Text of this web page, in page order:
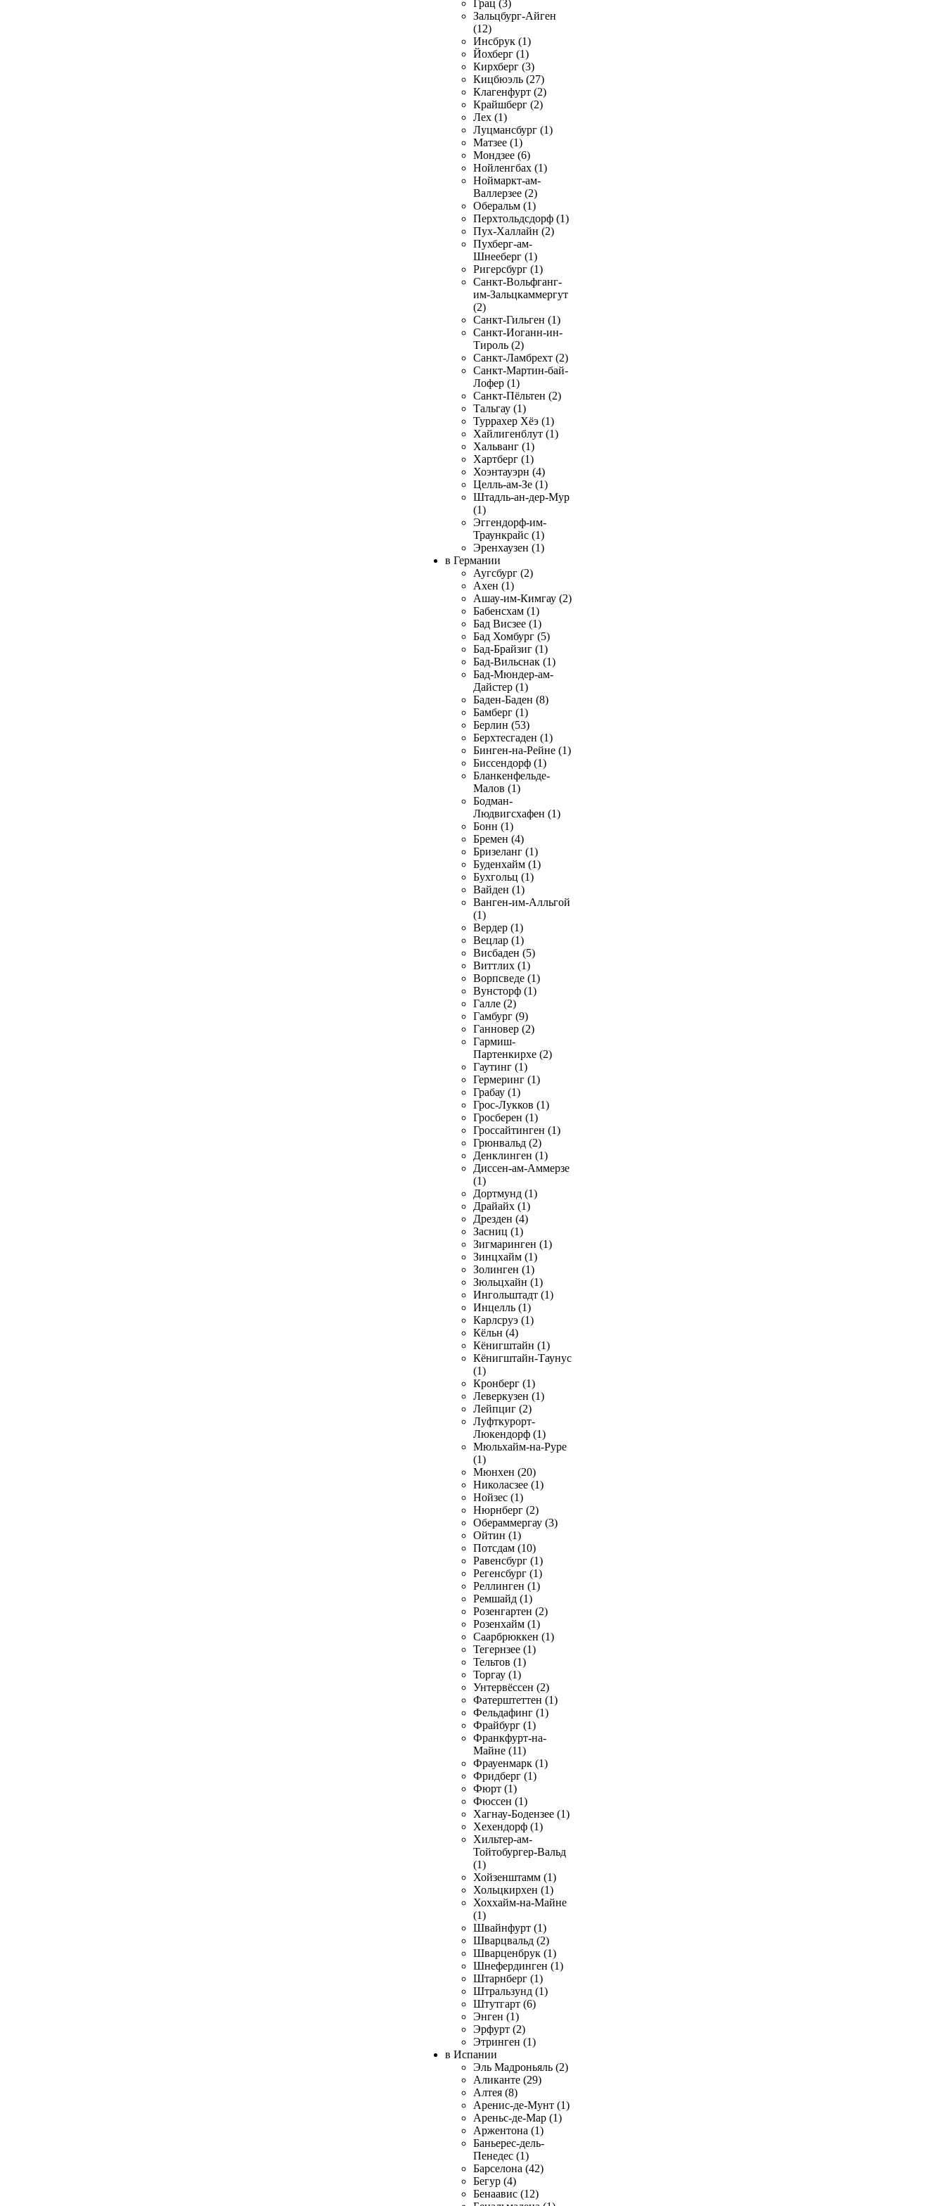
Грац (3)
Зальцбург-Айген
(12)
Инсбрук (1)
Йохберг (1)
Кирхберг (3)
Кицбюэль (27)
Клагенфурт (2)
Крайшберг (2)
Лех (1)
Луцмансбург (1)
Матзее (1)
Мондзее (6)
Нойленгбах (1)
Ноймаркт-ам-
Валлерзее (2)
Оберальм (1)
Перхтольдсдорф (1)
Пух-Халлайн (2)
Пухберг-ам-
Шнееберг (1)
Ригерсбург (1)
Санкт-Вольфганг-
им-Зальцкаммергут
(2)
Санкт-Гильген (1)
Санкт-Иоганн-ин-
Тироль (2)
Санкт-Ламбрехт (2)
Санкт-Мартин-бай-
Лофер (1)
Санкт-Пёльтен (2)
Тальгау (1)
Туррахер Хёэ (1)
Хайлигенблут (1)
Хальванг (1)
Хартберг (1)
Хоэнтауэрн (4)
Целль-ам-Зе (1)
Штадль-ан-дер-Мур
(1)
Эггендорф-им-
Траункрайс (1)
Эренхаузен (1)
в Германии
Аугсбург (2)
Ахен (1)
Ашау-им-Кимгау (2)
Бабенсхам (1)
Бад Висзее (1)
Бад Хомбург (5)
Бад-Брайзиг (1)
Бад-Вильснак (1)
Бад-Мюндер-ам-
Дайстер (1)
Баден-Баден (8)
Бамберг (1)
Берлин (53)
Берхтесгаден (1)
Бинген-на-Рейне (1)
Биссендорф (1)
Бланкенфельде-
Малов (1)
Бодман-
Людвигсхафен (1)
Бонн (1)
Бремен (4)
Бризеланг (1)
Буденхайм (1)
Бухгольц (1)
Вайден (1)
Ванген-им-Алльгой
(1)
Вердер (1)
Вецлар (1)
Висбаден (5)
Виттлих (1)
Ворпсведе (1)
Вунсторф (1)
Галле (2)
Гамбург (9)
Ганновер (2)
Гармиш-
Партенкирхе (2)
Гаутинг (1)
Гермеринг (1)
Грабау (1)
Грос-Лукков (1)
Гросберен (1)
Гроссайтинген (1)
Грюнвальд (2)
Денклинген (1)
Диссен-ам-Аммерзе
(1)
Дортмунд (1)
Драйайх (1)
Дрезден (4)
Засниц (1)
Зигмаринген (1)
Зинцхайм (1)
Золинген (1)
Зюльцхайн (1)
Ингольштадт (1)
Инцелль (1)
Карлсруэ (1)
Кёльн (4)
Кёнигштайн (1)
Кёнигштайн-Таунус
(1)
Кронберг (1)
Леверкузен (1)
Лейпциг (2)
Луфткурорт-
Люкендорф (1)
Мюльхайм-на-Руре
(1)
Мюнхен (20)
Николасзее (1)
Нойзес (1)
Нюрнберг (2)
Обераммергау (3)
Ойтин (1)
Потсдам (10)
Равенсбург (1)
Регенсбург (1)
Реллинген (1)
Ремшайд (1)
Розенгартен (2)
Розенхайм (1)
Саарбрюккен (1)
Тегернзее (1)
Тельтов (1)
Торгау (1)
Унтервёссен (2)
Фатерштеттен (1)
Фельдафинг (1)
Фрайбург (1)
Франкфурт-на-
Майне (11)
Фрауенмарк (1)
Фридберг (1)
Фюрт (1)
Фюссен (1)
Хагнау-Бодензее (1)
Хехендорф (1)
Хильтер-ам-
Тойтобургер-Вальд
(1)
Хойзенштамм (1)
Хольцкирхен (1)
Хоххайм-на-Майне
(1)
Швайнфурт (1)
Шварцвальд (2)
Шварценбрук (1)
Шнефердинген (1)
Штарнберг (1)
Штральзунд (1)
Штутгарт (6)
Энген (1)
Эрфурт (2)
Этринген (1)
в Испании
Эль Мадроньяль (2)
Аликанте (29)
Алтея (8)
Аренис-де-Мунт (1)
Ареньс-де-Мар (1)
Аржентона (1)
Баньерес-дель-
Пенедес (1)
Барселона (42)
Бегур (4)
Бенаавис (12)